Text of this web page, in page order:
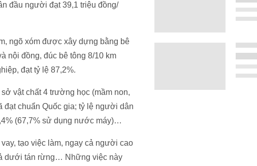
đầu người đạt 39,1 triệu đồng/
ngõ xóm được xây dựng bằng bê
nội đồng, đúc bê tông 8/10 km
đạt tỷ lệ 87,2%.
vật chất 4 trường học (mầm non,
đạt chuẩn Quốc gia; tỷ lệ người dân
(67,7% sử dụng nước máy)…
tạo việc làm, ngay cả người cao
dưới tán rừng… Những việc này